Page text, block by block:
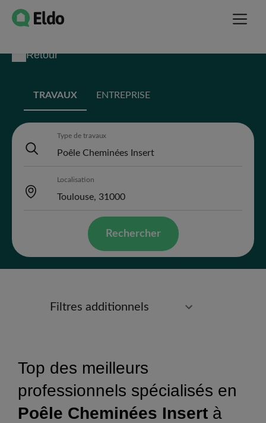
Retour
TRAVAUX ENTREPRISE
Type de travaux
Localisation
Rechercher
Filtres additionnels
Top des meilleurs
professionnels spécialisés en
Poêle Cheminées Insert à